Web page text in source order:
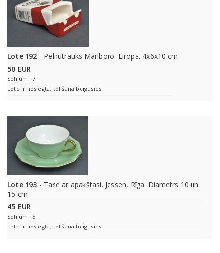
Lote 192 - Pelnutrauks Marlboro. Eiropa. 4x6x10 cm
50 EUR
Solījumi: 7
Lote ir noslēgta, solīšana beigusies
Lote 193 - Tase ar apakštasi. Jessen, Rīga. Diametrs 10 un
15 cm
45 EUR
Solījumi: 5
Lote ir noslēgta, solīšana beigusies